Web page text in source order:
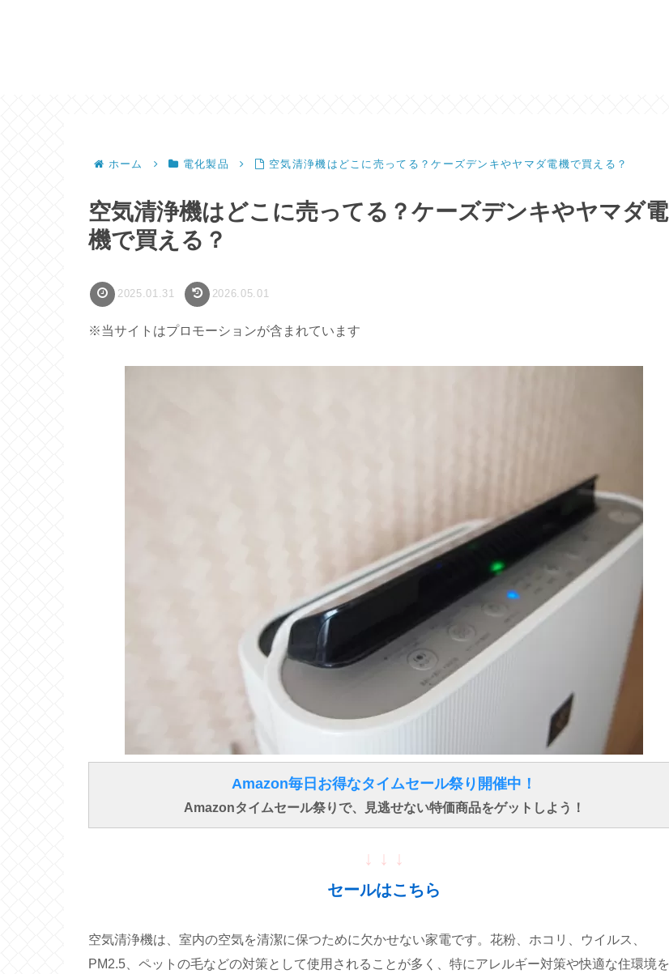
ホーム 電化製品 空気清浄機はどこに売ってる？ケーズデンキやヤマダ電機で買える？
空気清浄機はどこに売ってる？ケーズデンキやヤマダ電
機で買える？
2025.01.31 2026.05.01
※当サイトはプロモーションが含まれています
Amazon毎日お得なタイムセール祭り開催中！
Amazonタイムセール祭りで、見逃せない特価商品をゲットしよう！
↓ ↓ ↓
セールはこちら
空気清浄機は、室内の空気を清潔に保つために欠かせない家電です。花粉、ホコリ、ウイルス、
PM2.5、ペットの毛などの対策として使用されることが多く、特にアレルギー対策や快適な住環境を